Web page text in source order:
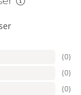
(0)
(0)
(0)